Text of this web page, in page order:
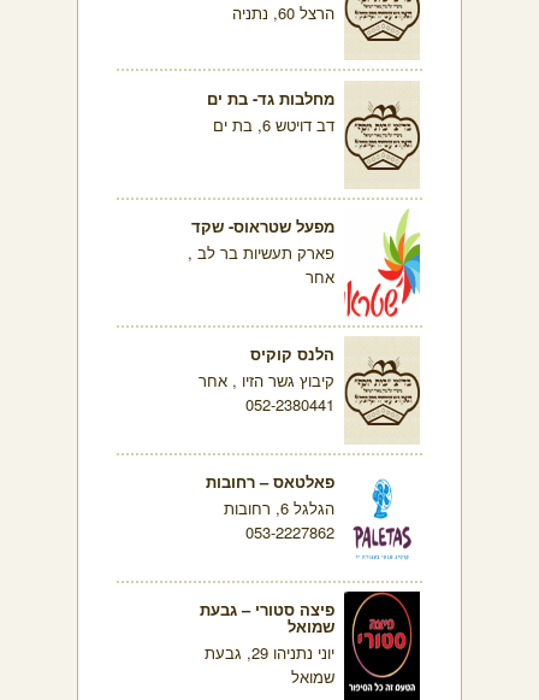
הרצל 60, נתניה
מחלבות גד- בת ים
דב דויטש 6, בת ים
מפעל שטראוס- שקד
פארק תעשיות בר לב ,
אחר
הלנס קוקיס
קיבוץ גשר הזיו , אחר
052-2380441
פאלטאס – רחובות
הגלגל 6, רחובות
053-2227862
פיצה סטורי – גבעת
שמואל
יוני נתניהו 29, גבעת
שמואל